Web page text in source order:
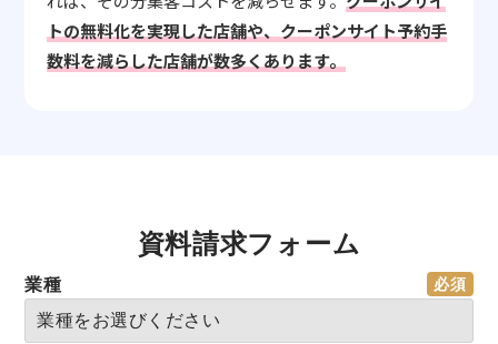
トの無料化を実現した店舗や、クーポンサイト予約手
数料を減らした店舗が数多くあります。
資料請求フォーム
業種